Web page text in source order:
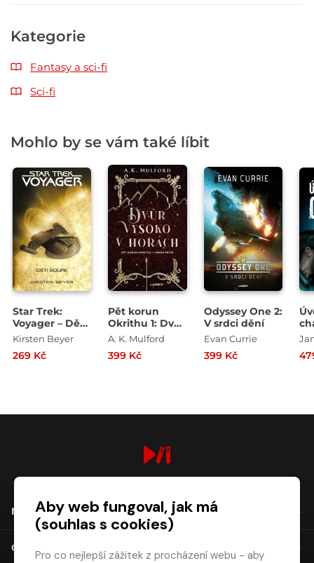
Kategorie
Fantasy a sci-fi
Sci-fi
Mohlo by se vám také líbit
Star Trek:
Voyager – Děti
bouře
Kirsten Beyer
269 Kč
Pět korun
Okrithu 1: Dvůr
vysoko v
A. K. Mulford
399 Kč
Odyssey One 2:
V srdci dění
Evan Currie
399 Kč
NÁKUP
O SPOLEČNOSTI
Aby web fungoval, jak má
(souhlas s cookies)
Pro co nejlepší zážitek z procházení webu - aby